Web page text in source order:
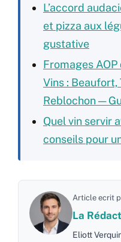
L’accord
et pizza aux
gustative
Fromages
Vins : Beaufort,
Reblochon —
Quel vin servir
conseils pour
Article ecrit
La
Eliott